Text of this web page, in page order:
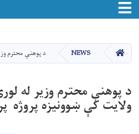
دانګل
Toggle navigation
HOME
NEWS د پوهنې محترم
د پوهنې محترم وزیر له
ولایت کې ښوونیزه پروژه